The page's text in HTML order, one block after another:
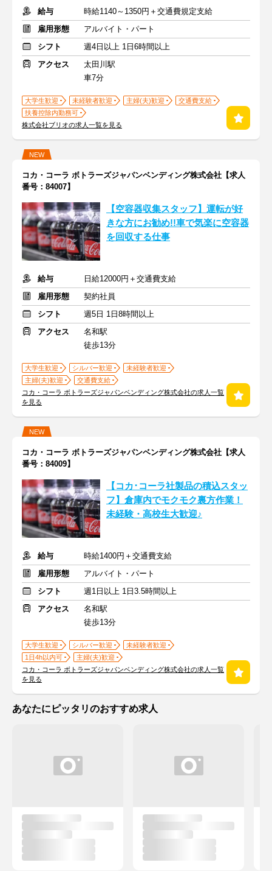
給与
時給1140～1350円＋交通費規定支給
雇用形態
アルバイト・パート
シフト
週4日以上 1日6時間以上
アクセス
太田川駅
車7分
大学生歓迎 未経験者歓迎 主婦(夫)歓迎
交通費支給
扶養控除内勤務可
株式会社ブリオの求人一覧を見る
NEW
コカ・コーラ ボトラーズジャパンベンディング株式会社【求人
番号：84007】
【空容器収集スタッフ】運転が好
きな方にお勧め!!車で気楽に空容器
を回収する仕事
給与
日給12000円＋交通費支給
雇用形態
契約社員
シフト
週5日 1日8時間以上
アクセス
名和駅
徒歩13分
大学生歓迎 シルバー歓迎
未経験者歓迎
主婦(夫)歓迎
交通費支給
コカ・コーラ ボトラーズジャパンベンディング株式会社の求人一覧
を見る
NEW
コカ・コーラ ボトラーズジャパンベンディング株式会社【求人
番号：84009】
【コカ･コーラ社製品の積込スタッ
フ】倉庫内でモクモク裏方作業！
未経験・高校生大歓迎♪
給与
時給1400円＋交通費支給
雇用形態
アルバイト・パート
シフト
週1日以上 1日3.5時間以上
アクセス
名和駅
徒歩13分
大学生歓迎 シルバー歓迎
未経験者歓迎
1日4h以内可
主婦(夫)歓迎
コカ・コーラ ボトラーズジャパンベンディング株式会社の求人一覧
を見る
あなたにピッタリのおすすめ求人